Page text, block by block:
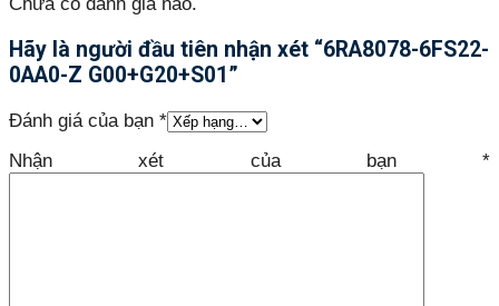
Hãy là người đầu tiên nhận xét “6RA8078-6FS22-
0AA0-Z G00+G20+S01”
Đánh giá của bạn *
Nhận xét của bạn *